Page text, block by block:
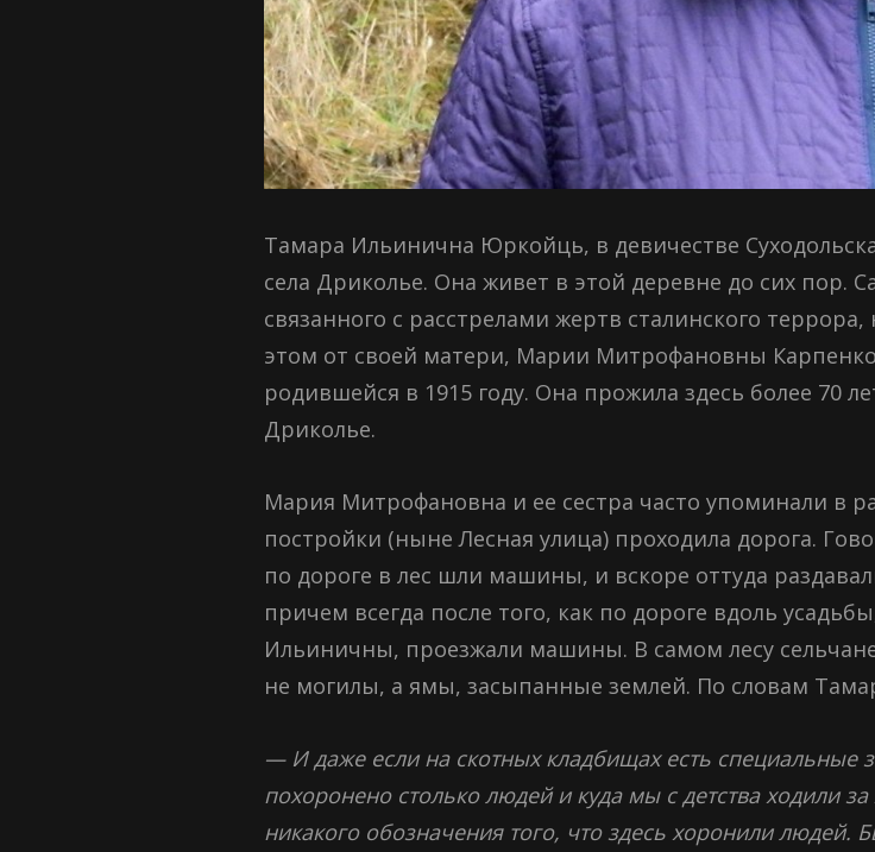
Тамара Ильинична Юркойць, в девичестве
села Дриколье. Она живет в этой деревне до сих пор.
связанного с расстрелами жертв сталинского
этом от своей матери, Марии Митрофановны
родившейся в 1915 году. Она прожила здесь более 70
Дриколье.
Мария Митрофановна и ее сестра часто упоминали в
постройки (ныне Лесная улица) проходила дорога.
по дороге в лес шли машины, и вскоре оттуда
причем всегда после того, как по дороге вдоль
Ильиничны, проезжали машины. В самом лесу
не могилы, а ямы, засыпанные землей. По словам
— И даже если на скотных кладбищах есть специальные
похоронено столько людей и куда мы с детства ходили
никакого обозначения того, что здесь хоронили